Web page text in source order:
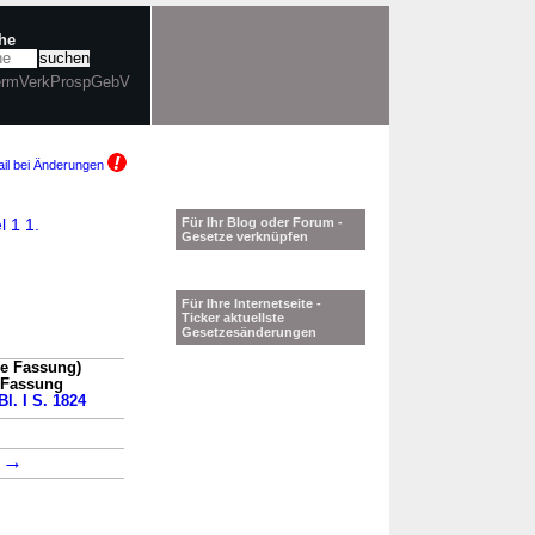
bei Änderungen
1 1.
Fassung)
I S. 1824
→
Für Ihr Blog oder Forum -
Gesetze verknüpfen
Für Ihre Internetseite -
Ticker aktuellste
Gesetzesänderungen